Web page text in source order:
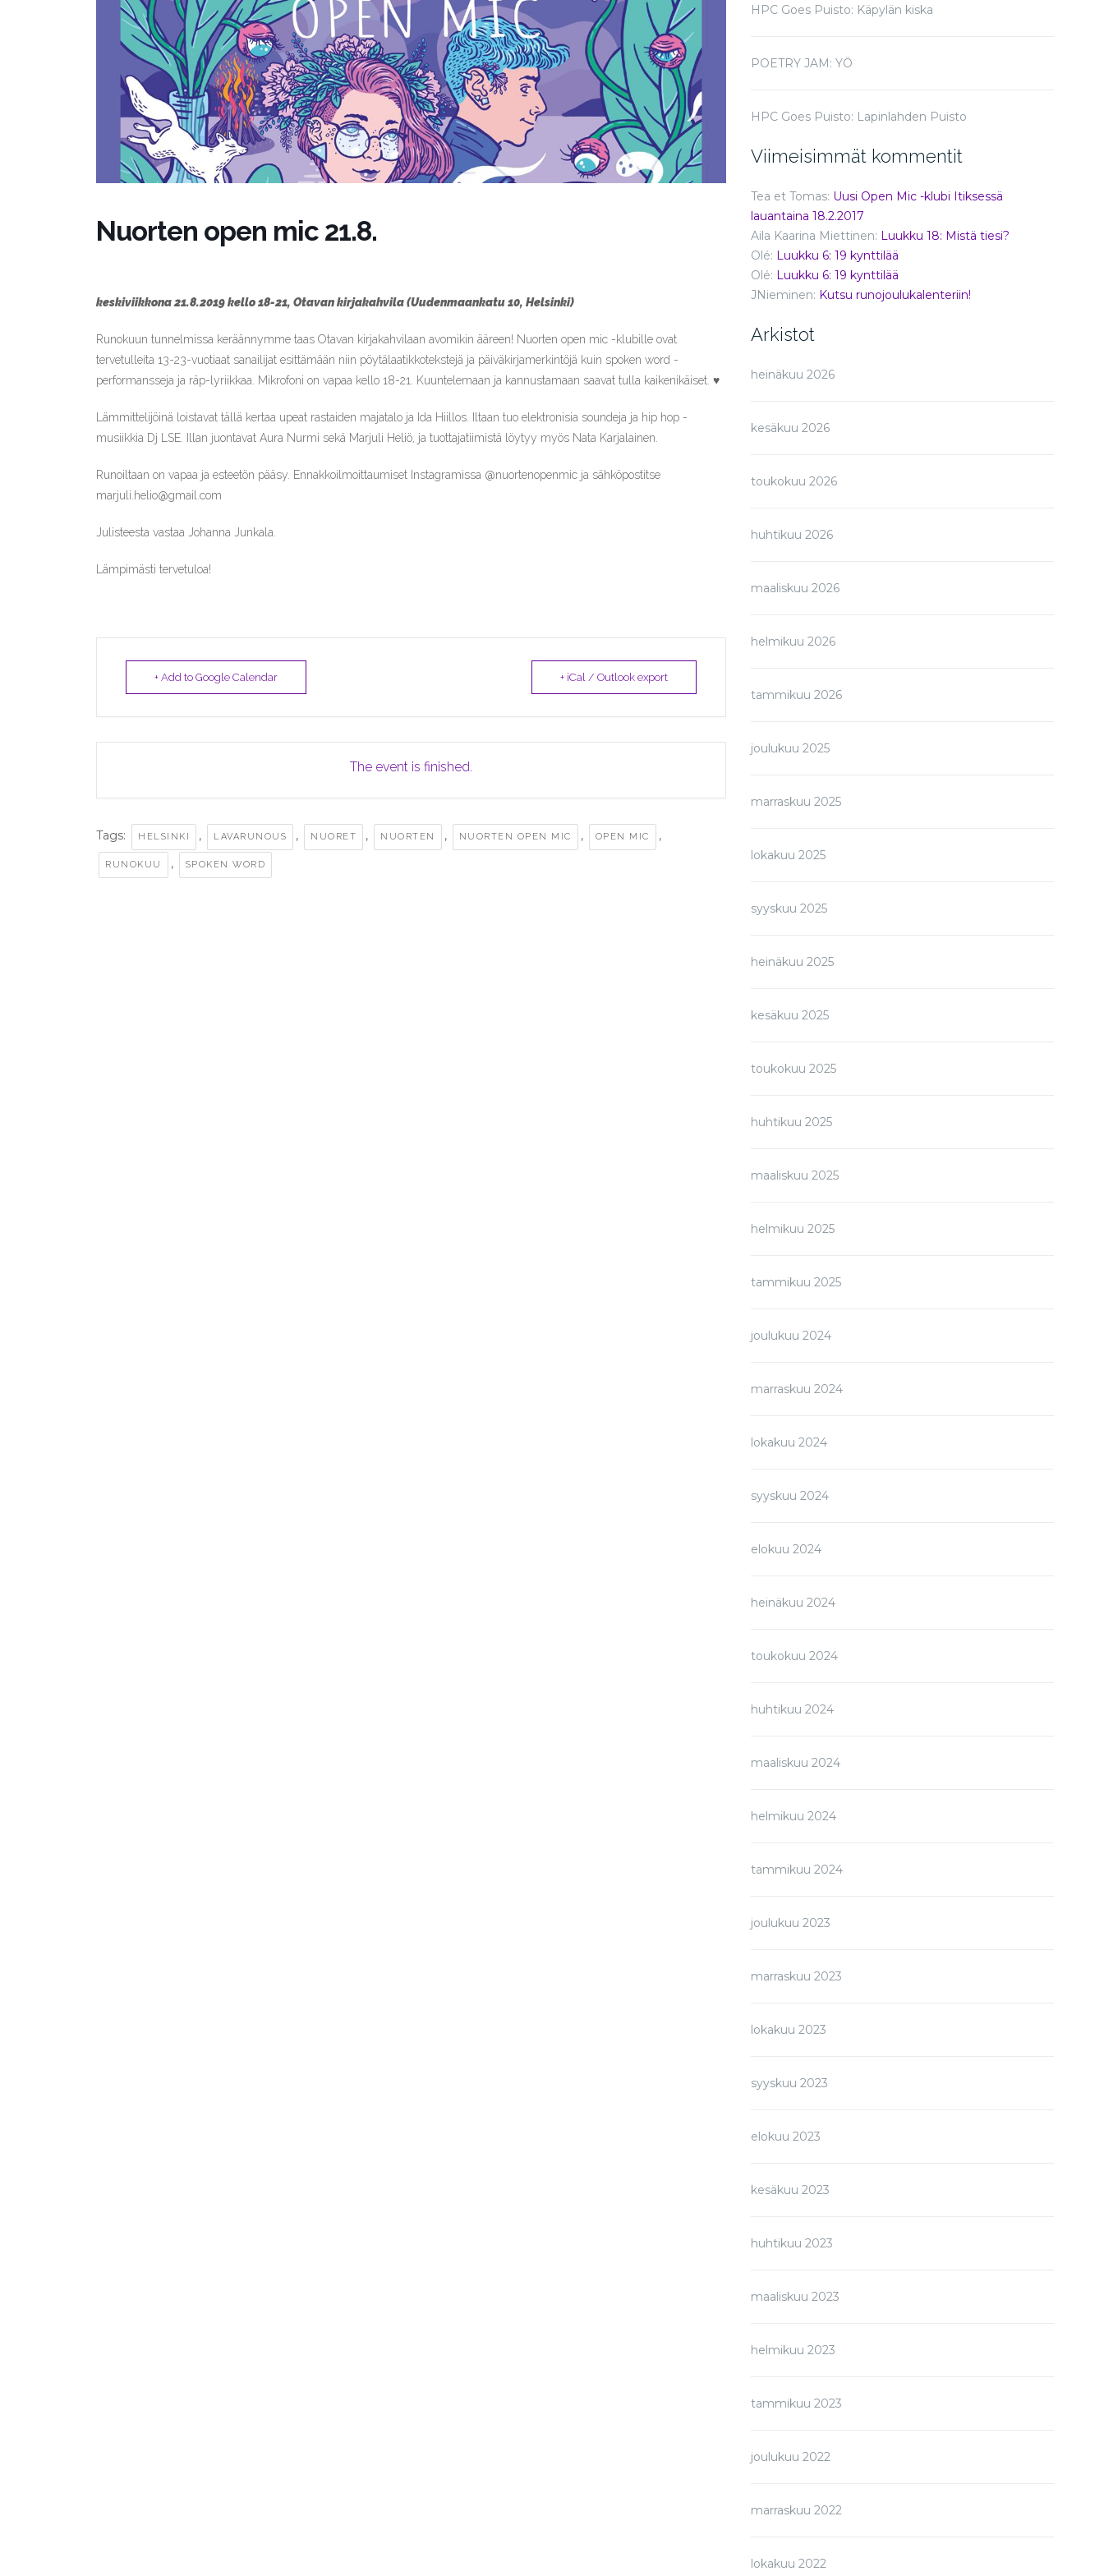
Nuorten open mic 21.8.
keskiviikkona 21.8.2019 kello 18-21, Otavan kirjakahvila (Uudenmaankatu 10, Helsinki)
Runokuun tunnelmissa keräännymme taas Otavan kirjakahvilaan avomikin ääreen! Nuorten open mic -klubille ovat
tervetulleita 13-23-vuotiaat sanailijat esittämään niin pöytälaatikkotekstejä ja päiväkirjamerkintöjä kuin spoken word -
performansseja ja räp-lyriikkaa. Mikrofoni on vapaa kello 18-21. Kuuntelemaan ja kannustamaan saavat tulla kaikenikäiset. ♥
Lämmittelijöinä loistavat tällä kertaa upeat rastaiden majatalo ja Ida Hiillos. Iltaan tuo elektronisia soundeja ja hip hop -
musiikkia Dj LSE. Illan juontavat Aura Nurmi sekä Marjuli Heliö, ja tuottajatiimistä löytyy myös Nata Karjalainen.
Runoiltaan on vapaa ja esteetön pääsy. Ennakkoilmoittaumiset Instagramissa @nuortenopenmic ja sähköpostitse
marjuli.helio@gmail.com
Julisteesta vastaa Johanna Junkala.
Lämpimästi tervetuloa!
+ Add to Google Calendar + iCal / Outlook export
The event is finished.
Tags: HELSINKI , LAVARUNOUS , NUORET , NUORTEN , NUORTEN OPEN MIC , OPEN MIC ,
RUNOKUU , SPOKEN WORD
HPC Goes Puisto: Käpylän kiska
POETRY JAM: YÖ
HPC Goes Puisto: Lapinlahden Puisto
Viimeisimmät kommentit
Tea et Tomas: Uusi Open Mic -klubi Itiksessä
lauantaina 18.2.2017
Aila Kaarina Miettinen: Luukku 18: Mistä tiesi?
Olé: Luukku 6: 19 kynttilää
Olé: Luukku 6: 19 kynttilää
JNieminen: Kutsu runojoulukalenteriin!
Arkistot
heinäkuu 2026
kesäkuu 2026
toukokuu 2026
huhtikuu 2026
maaliskuu 2026
helmikuu 2026
tammikuu 2026
joulukuu 2025
marraskuu 2025
lokakuu 2025
syyskuu 2025
heinäkuu 2025
kesäkuu 2025
toukokuu 2025
huhtikuu 2025
maaliskuu 2025
helmikuu 2025
tammikuu 2025
joulukuu 2024
marraskuu 2024
lokakuu 2024
syyskuu 2024
elokuu 2024
heinäkuu 2024
toukokuu 2024
huhtikuu 2024
maaliskuu 2024
helmikuu 2024
tammikuu 2024
joulukuu 2023
marraskuu 2023
lokakuu 2023
syyskuu 2023
elokuu 2023
kesäkuu 2023
huhtikuu 2023
maaliskuu 2023
helmikuu 2023
tammikuu 2023
joulukuu 2022
marraskuu 2022
lokakuu 2022